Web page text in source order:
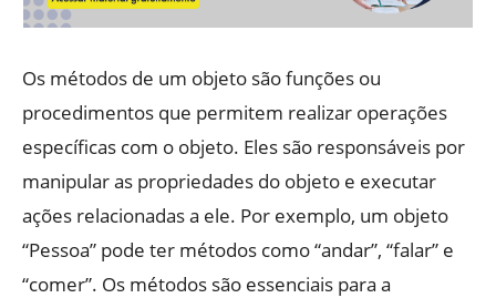
Os métodos de um objeto são funções ou
procedimentos que permitem realizar operações
específicas com o objeto. Eles são responsáveis por
manipular as propriedades do objeto e executar
ações relacionadas a ele. Por exemplo, um objeto
“Pessoa” pode ter métodos como “andar”, “falar” e
“comer”. Os métodos são essenciais para a